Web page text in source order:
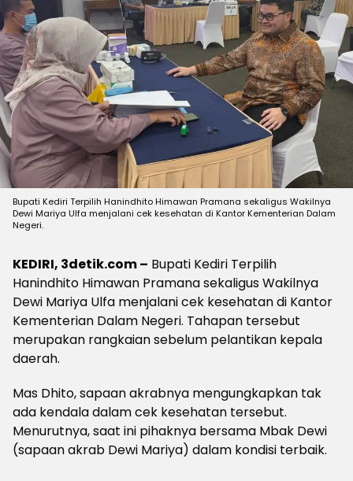
Bupati Kediri Terpilih Hanindhito Himawan Pramana sekaligus Wakilnya
Dewi Mariya Ulfa menjalani cek kesehatan di Kantor Kementerian Dalam
Negeri.
KEDIRI, 3detik.com – Bupati Kediri Terpilih
Hanindhito Himawan Pramana sekaligus Wakilnya
Dewi Mariya Ulfa menjalani cek kesehatan di Kantor
Kementerian Dalam Negeri. Tahapan tersebut
merupakan rangkaian sebelum pelantikan kepala
daerah.
Mas Dhito, sapaan akrabnya mengungkapkan tak
ada kendala dalam cek kesehatan tersebut.
Menurutnya, saat ini pihaknya bersama Mbak Dewi
(sapaan akrab Dewi Mariya) dalam kondisi terbaik.